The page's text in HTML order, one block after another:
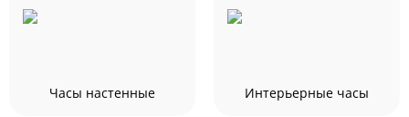
Часы настенные Интерьерные часы